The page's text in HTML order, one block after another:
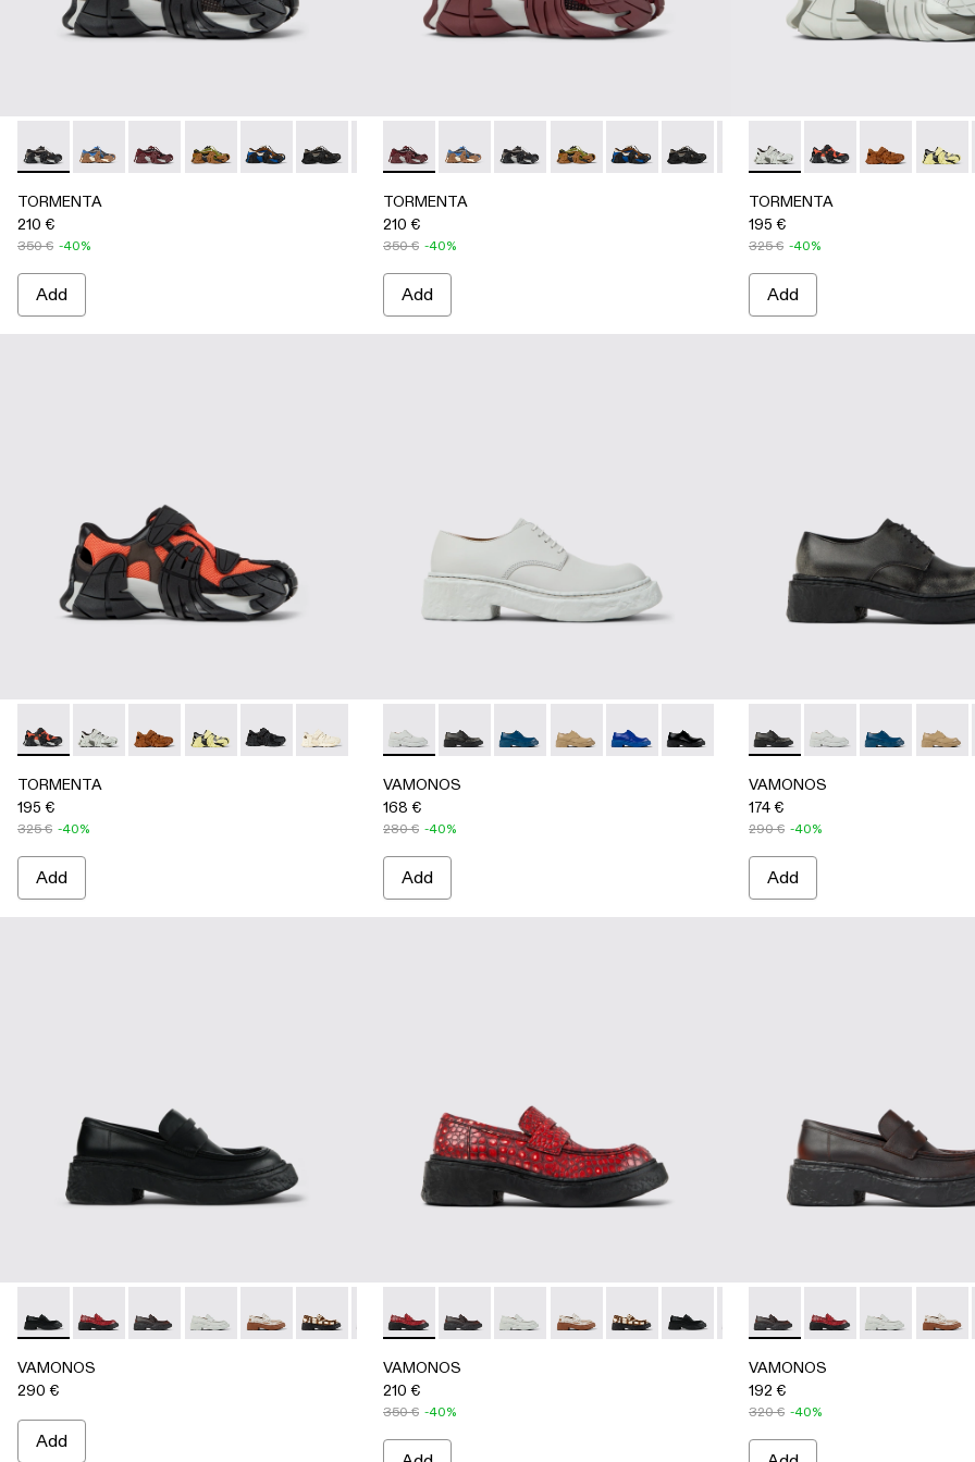
TORMENTA - A500042-005 - GRAY-BLACK
TORMENTA - A500042-010 - MULTICOLOR
TORMENTA - A500042-006 - BURGUNDY-GRAY
TORMENTA - A500042-004
TORMENTA - A500042-003
TORMENTA - A500042-002
TORMENTA - A500042-001
TORMENTA
210 €
350 € -40%
Add
TORMENTA - A500042-006 - BURGUNDY-GRAY
TORMENTA - A500042-010 - MULTICOLOR
TORMENTA - A500042-005 - GRAY-BLACK
TORMENTA - A500042-004
TORMENTA - A500042-003
TORMENTA - A500042-002
TORMENTA - A500042-001
TORMENTA
210 €
350 € -40%
Add
TORMENTA - A500028-
TORMENTA -
TORMENTA
TORMENTA
195 €
325 € -40%
Add
TORMENTA - A500028-007 - ORANGE-BLACK
TORMENTA - A500028-006 - GRAY
TORMENTA - A500028-004
TORMENTA - A500028-003
TORMENTA - A500028-002 - BLACK
TORMENTA - A500028-001
TORMENTA
195 €
325 € -40%
Add
VAMONOS - A500018-009 - GRAY
VAMONOS - A500018-012 - BLACK
VAMONOS - A500018-007
VAMONOS - A500018-005
VAMONOS - A500018-002
VAMONOS - A500018-001
VAMONOS
168 €
280 € -40%
Add
VAMONOS - A500018-012 -
VAMONOS -VAMONOS -
VAMONOS
174 €
290 € -40%
Add
VAMONOS - A500023-009 - BLACK
VAMONOS - A500023-018 - RED
VAMONOS - A500023-017 - BLACK-ORANGE
VAMONOS - A500023-016 - GRAY
VAMONOS - A500023-013
VAMONOS - A500023-012
VAMONOS - A500023-008
VAMONOS - A500023-007
VAMONOS - A500023-004
VAMONOS - A500023-003
VAMONOS - A500023-002
VAMONOS - A500023-001
VAMONOS
290 €
Add
VAMONOS - A500023-018 - RED
VAMONOS - A500023-017 - BLACK-ORANGE
VAMONOS - A500023-016 - GRAY
VAMONOS - A500023-013
VAMONOS - A500023-012
VAMONOS - A500023-009 - BLACK
VAMONOS - A500023-008
VAMONOS - A500023-
VAMONOS -
VAMONOS
210 €
350 € -40%
VAMONOS - A500023-017 -
VAMONOS -VAMONOS -
VAMONOS
192 €
320 € -40%